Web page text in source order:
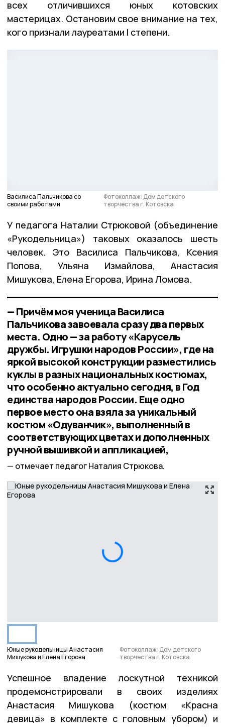
всех отличившихся юных котовских
мастерицах. Остановим свое внимание на тех,
кого признали лауреатами I степени.
Василиса Пальчикова со
своими работами
Фотоколлаж: Дом детского
творчества г. Котовска
У педагога Наталии Стрюковой (объединение
«Рукодельница») таковых оказалось шесть
человек. Это Василиса Пальчикова, Ксения
Попова, Ульяна Измайлова, Анастасия
Мишукова, Елена Егорова, Ирина Ломова.
— Причём моя ученица Василиса
Пальчикова завоевала сразу два первых
места. Одно — за работу «Карусель
дружбы. Игрушки народов России», где на
яркой высокой конструкции разместились
куклы в разных национальных костюмах,
что особенно актуально сегодня, в Год
единства народов России. Еще одно
первое место она взяла за уникальный
костюм «Одуванчик», выполненный в
соответствующих цветах и дополненных
ручной вышивкой и аппликацией,
отмечает педагог Наталия Стрюкова.
Юные рукодельницы Анастасия
Мишукова и Елена Егорова
Фотоколлаж: Дом детского
творчества г. Котовска
Успешное владение лоскутной техникой
продемонстрировали в своих изделиях
Анастасия Мишукова (костюм «Красна
девица» в комплекте с головным убором) и